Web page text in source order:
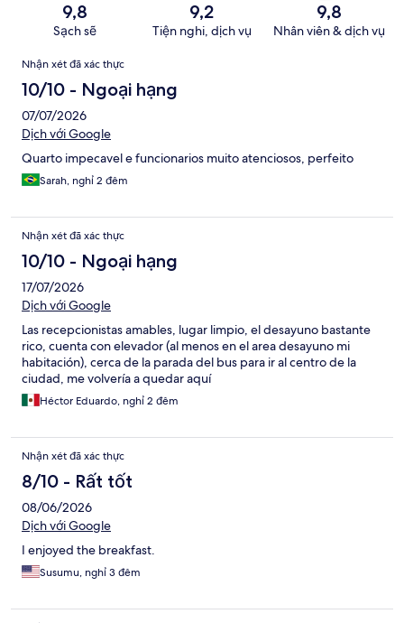
9,8
Sạch sẽ
9,2
Tiện nghi, dịch vụ
9,8
Nhân viên & dịch vụ
Nhận
xét
Nhận xét đã xác thực
10/10 - Ngoại hạng
07/07/2026
Dịch với Google
Quarto impecavel e funcionarios muito atenciosos, perfeito
Sarah, nghỉ 2 đêm
Nhận xét đã xác thực
10/10 - Ngoại hạng
17/07/2026
Dịch với Google
Las recepcionistas amables, lugar limpio, el desayuno bastante
rico, cuenta con elevador (al menos en el area desayuno mi
habitación), cerca de la parada del bus para ir al centro de la
ciudad, me volvería a quedar aquí
Héctor Eduardo, nghỉ 2 đêm
Nhận xét đã xác thực
8/10 - Rất tốt
08/06/2026
Dịch với Google
I enjoyed the breakfast.
Susumu, nghỉ 3 đêm